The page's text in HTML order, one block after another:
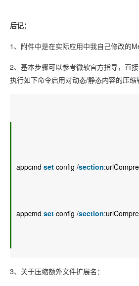
后记：
1、附件中是在实际应用中我自己修改的
2、基本步骤可以参考微软官方指导，直
执行如下命令启用对动态/静态内容的压缩
appcmd set config /section
appcmd set config /section
3、关于压缩额外文件扩展名：